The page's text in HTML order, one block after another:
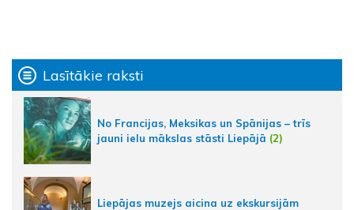
Lasītākie raksti
No Francijas, Meksikas un Spānijas – trīs
jauni ielu mākslas stāsti Liepājā (2)
Liepājas muzejs aicina uz ekskursijām